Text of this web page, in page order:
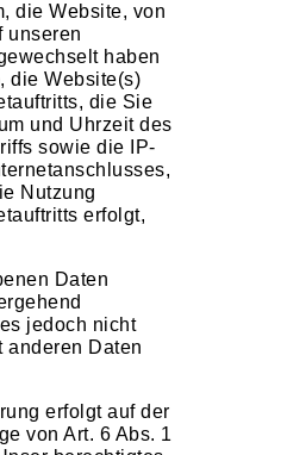
die Website, von
unseren
haben
die Website(s)
die Sie
und Uhrzeit des
sowie die IP-
Nutzung
erfolgt,
Daten
jedoch nicht
anderen Daten
erfolgt auf der
von Art. 6 Abs. 1